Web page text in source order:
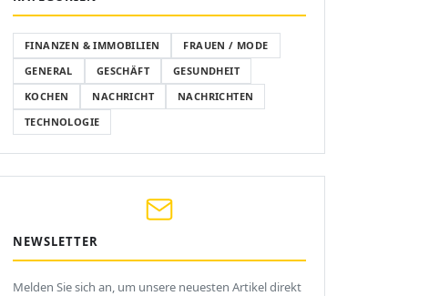
FINANZEN & IMMOBILIEN
FRAUEN / MODE
GENERAL
GESCHÄFT
GESUNDHEIT
KOCHEN
NACHRICHT
NACHRICHTEN
TECHNOLOGIE
NEWSLETTER
Melden Sie sich an, um unsere neuesten Artikel direkt